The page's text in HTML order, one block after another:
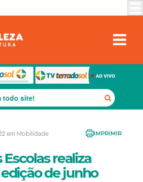
em Mobilidade IMPRIMIR
realiza
de junho